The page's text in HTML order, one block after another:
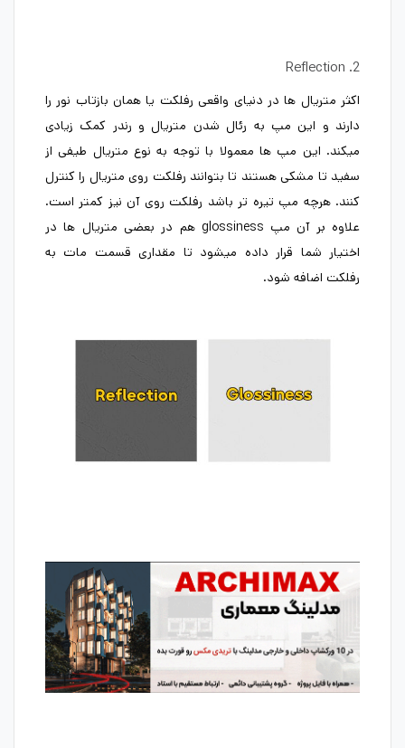
2. Reflection
اکثر متریال ها در دنیای واقعی رفلکت یا همان بازتاب نور را
دارند و این مپ به رئال شدن متریال و رندر کمک زیادی
میکند. این مپ ها معمولا با توجه به نوع متریال طیفی از
سفید تا مشکی هستند تا بتوانند رفلکت روی متریال را کنترل
کنند. هرچه مپ تیره تر باشد رفلکت روی آن نیز کمتر است.
علاوه بر آن مپ glossiness هم در بعضی متریال ها در
اختیار شما قرار داده میشود تا مقداری قسمت مات به
رفلکت اضافه شود.